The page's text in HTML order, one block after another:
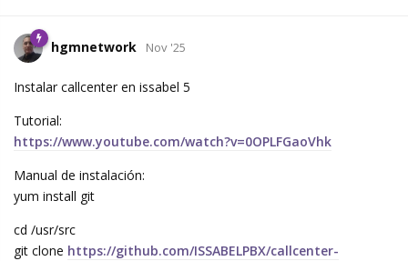
hgmnetwork Nov '25
Instalar callcenter en issabel 5
Tutorial:
https://www.youtube.com/watch?v=0OPLFGaoVhk
Manual de instalación:
yum install git
cd /usr/src
git clone https://github.com/ISSABELPBX/callcenter-